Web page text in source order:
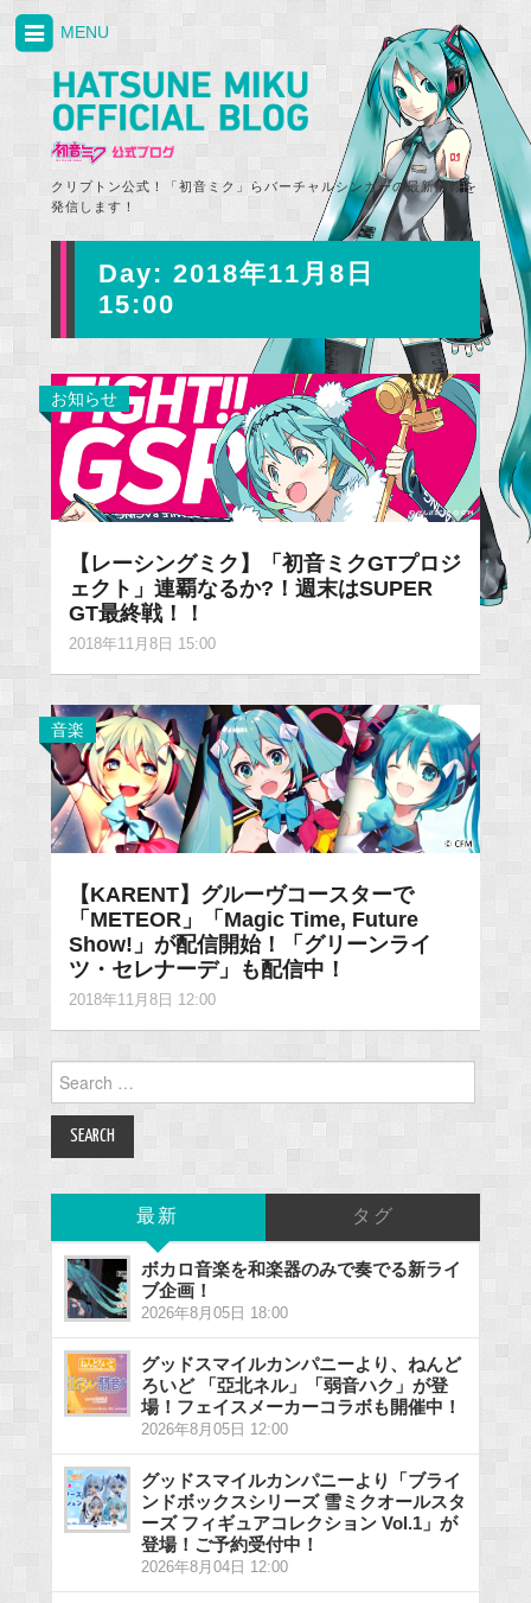
クリプトン公式！「初音ミク」らバーチャルシンガーの最新情報を
発信します！
MENU
Day: 2018年11月8日
15:00
お知らせ
【レーシングミク】「初音ミクGTプロジ
ェクト」連覇なるか?！週末はSUPER
GT最終戦！！
2018年11月8日 15:00
音楽
【KARENT】グルーヴコースターで
「METEOR」「Magic Time, Future
Show!」が配信開始！「グリーンライ
ツ・セレナーデ」も配信中！
2018年11月8日 12:00
for:
最新 タグ
ボカロ音楽を和楽器のみで奏でる新ライ
ブ企画！
2026年8月05日 18:00
グッドスマイルカンパニーより、ねんど
ろいど 「亞北ネル」「弱音ハク」が登
場！フェイスメーカーコラボも開催中！
2026年8月05日 12:00
グッドスマイルカンパニーより「ブライ
ンドボックスシリーズ 雪ミクオールスタ
ーズ フィギュアコレクション Vol.1」が
登場！ご予約受付中！
2026年8月04日 12:00